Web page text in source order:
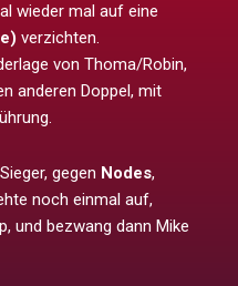
wieder mal auf eine
verzichten.
von Thoma/Robin,
anderen Doppel, mit
gegen Nodes,
noch einmal auf,
und bezwang dann Mike